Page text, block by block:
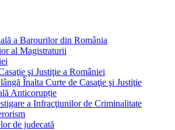
a Barourilor din România
al Magistraturii
şi Justiţie a României
Înalta Curte de Casaţie şi Justiţie
Anticorupție
a Infracţiunilor de Criminalitate
de judecată